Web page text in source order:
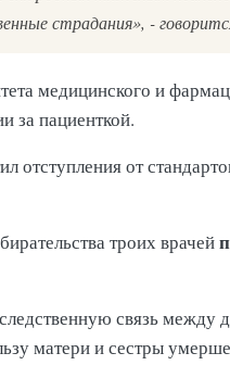
страдания», -
медицинского и
за пациенткой.
отступления от
троих врачей
связь между
матери и сестры